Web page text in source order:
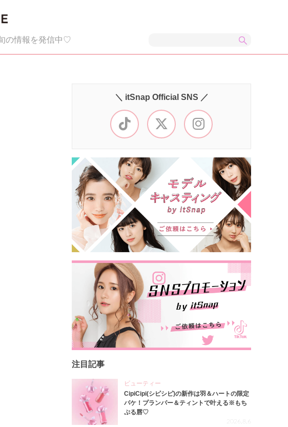
の情報を発信中♡
＼ itSnap Official SNS ／
注目記事
ビューティー
CipiCipi(シピシピ)の新作は羽＆ハートの限定
パケ！プランパー＆ティントで叶える※もち
ぷる唇♡
2026.8.6